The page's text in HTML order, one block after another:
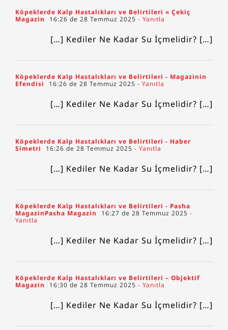
Köpeklerde Kalp Hastalıkları ve Belirtileri « Çekiç
Magazin
16:26 de 28 Temmuz 2025 - Yanıtla
[…] Kediler Ne Kadar Su İçmelidir? […]
Köpeklerde Kalp Hastalıkları ve Belirtileri - Magazinin
Efendisi
16:26 de 28 Temmuz 2025 - Yanıtla
[…] Kediler Ne Kadar Su İçmelidir? […]
Köpeklerde Kalp Hastalıkları ve Belirtileri - Haber
Simetri
16:26 de 28 Temmuz 2025 - Yanıtla
[…] Kediler Ne Kadar Su İçmelidir? […]
Köpeklerde Kalp Hastalıkları ve Belirtileri - Pasha
MagazinPasha Magazin
16:27 de 28 Temmuz 2025 -
Yanıtla
[…] Kediler Ne Kadar Su İçmelidir? […]
Köpeklerde Kalp Hastalıkları ve Belirtileri – Objektif
Magazin
16:30 de 28 Temmuz 2025 - Yanıtla
[…] Kediler Ne Kadar Su İçmelidir? […]